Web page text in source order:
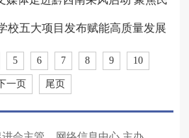
校五大项目发布赋能高质量发展
5 6 7 8 9 10
一页 尾页